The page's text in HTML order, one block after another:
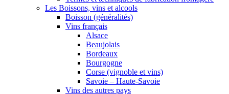
Les Boissons, vins et alcools
Boisson (généralités)
Vins français
Alsace
Beaujolais
Bordeaux
Bourgogne
Corse (vignoble et vins)
Savoie – Haute-Savoie
Vins des autres pays